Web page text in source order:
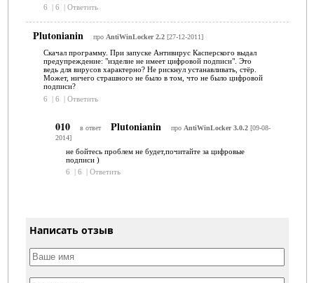
6
| 6 | Ответить
Plutonianin про AntiWinLocker 2.2[27-12-2011]
Скачал программу. При запуске Антивирус Касперского выдал
предупреждение: "изделие не имеет цифровой подписи". Это
ведь для вирусов характерно? Не рискнул устанавливать, стёр.
Может, ничего страшного не было в том, что не было цифровой
подписи?
6
| 6 | Ответить
010 в ответ Plutonianin про AntiWinLocker 3.0.2[09-08-
2014]
не бойтесь проблем не будет,почитайте за цифровые
подписи )
6
| 6 | Ответить
Написать отзыв